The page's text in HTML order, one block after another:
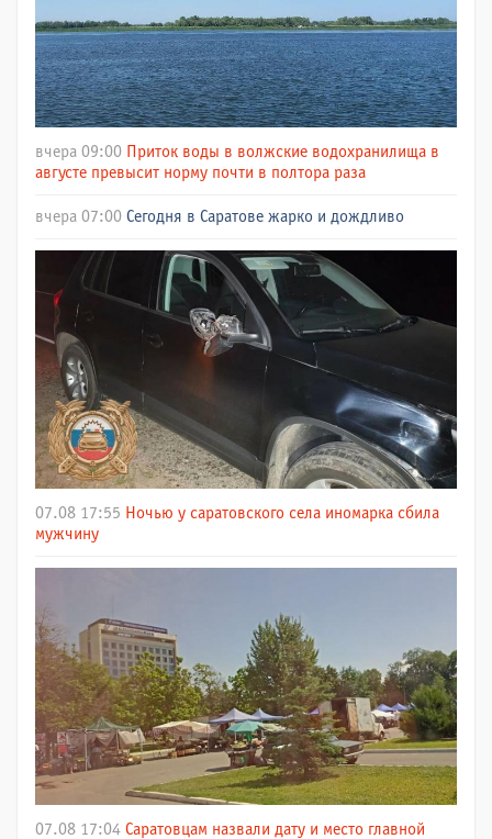
вчера 09:00 Приток воды в волжские водохранилища в
августе превысит норму почти в полтора раза
вчера 07:00 Сегодня в Саратове жарко и дождливо
07.08 17:55 Ночью у саратовского села иномарка сбила
мужчину
07.08 17:04 Саратовцам назвали дату и место главной